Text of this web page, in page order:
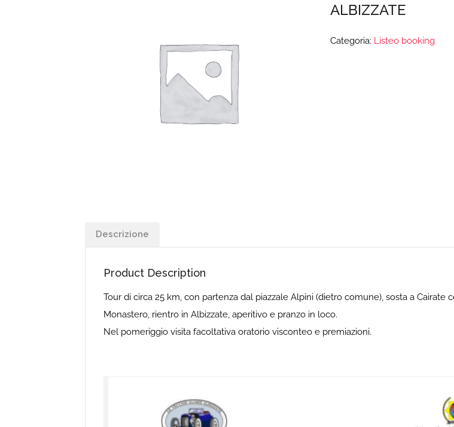
ALBIZZATE
Categoria: Listeo booking
Descrizione
Product Description
Tour di circa 25 km, con partenza dal piazzale Alpini (dietro comune), sosta a Cairate
Monastero, rientro in Albizzate, aperitivo e pranzo in loco.
Nel pomeriggio visita facoltativa oratorio visconteo e premiazioni.